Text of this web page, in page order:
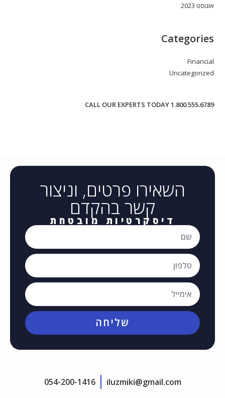
אוגוסט 2023
Categories
Financial
Uncategorized
CALL OUR EXPERTS TODAY 1.800.555.6789
השאירו פרטים, וניצור
קשר בהקדם
דיסקרטיות מובטחת
שליחה
iluzmiki@gmail.com
054-200-1416